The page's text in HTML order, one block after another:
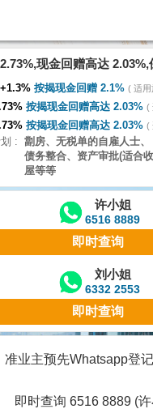
现金回赠高达 2.03%,
按揭现金回赠 2.1% 适用
按揭现金回赠高达 2.03%
按揭现金回赠高达 2.03%
劏房、无税单的自雇人士、
债务整合、资产审批(适合
屋等等
许小姐
6516 8889
即时查询
刘小姐
6332 2553
即时查询
准业主预先Whatsapp登
即时查询 6516 8889 (